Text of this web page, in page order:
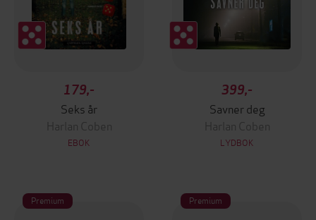
179,-
Seks år
Harlan Coben
EBOK
399,-
Savner deg
Harlan Coben
LYDBOK
Premium Premium